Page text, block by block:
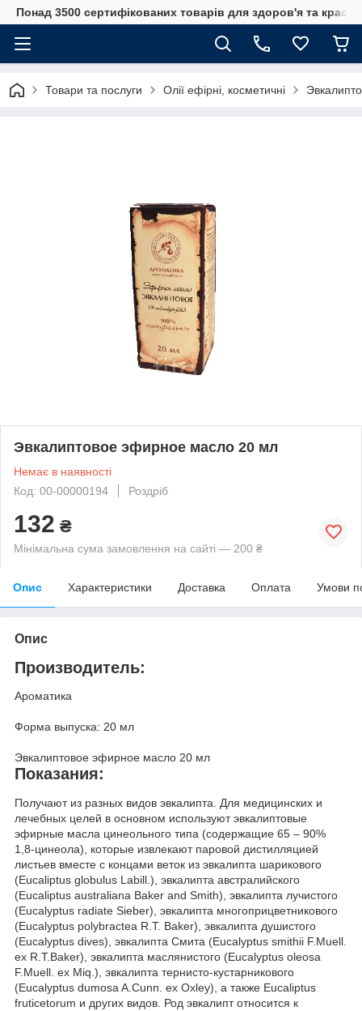
Понад 3500 сертифікованих товарів для здоров'я та краси
Товари та послуги Олії ефірні, косметичні
Эвкалиптовое эфирное масло 20 мл
Немає в наявності
Код: 00-00000194
Роздріб
132 ₴
Мінімальна сума замовлення на сайті — 200 ₴
Опис Характеристики Доставка Оплата Умови
Опис
Производитель:
Ароматика
Форма выпуска: 20 мл
Эвкалиптовое эфирное масло 20 мл
Показания:
Получают из разных видов эвкалипта. Для медицинских и
лечебных целей в основном используют эвкалиптовые
эфирные масла цинеольного типа (содержащие 65 – 90%
1,8-цинеола), которые извлекают паровой дистилляцией
листьев вместе с концами веток из эвкалипта шарикового
(Eucaliptus globulus Labill.), эвкалипта австралийского
(Eucaliptus australiana Baker and Smith), эвкалипта лучистого
(Eucalyptus radiate Sieber), эвкалипта многоприцветникового
(Eucalyptus polybractea R.T. Baker), эвкалипта душистого
(Eucalyptus dives), эвкалипта Смита (Eucalyptus smithii F.Muell.
ex R.T.Baker), эвкалипта маслянистого (Eucalyptus oleosa
F.Muell. ex Miq.), эвкалипта тернисто-кустарникового
(Eucalyptus dumosa A.Cunn. ex Oxley), а также Eucaliptus
fruticetorum и других видов. Род эвкалипт относится к